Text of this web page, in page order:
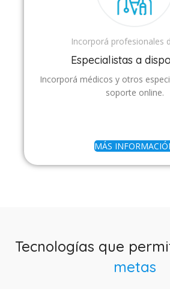
Incorporá profesionales
Especialistas a
Incorporá médicos y otros
soporte online.
MÁS
Tecnologías que
metas